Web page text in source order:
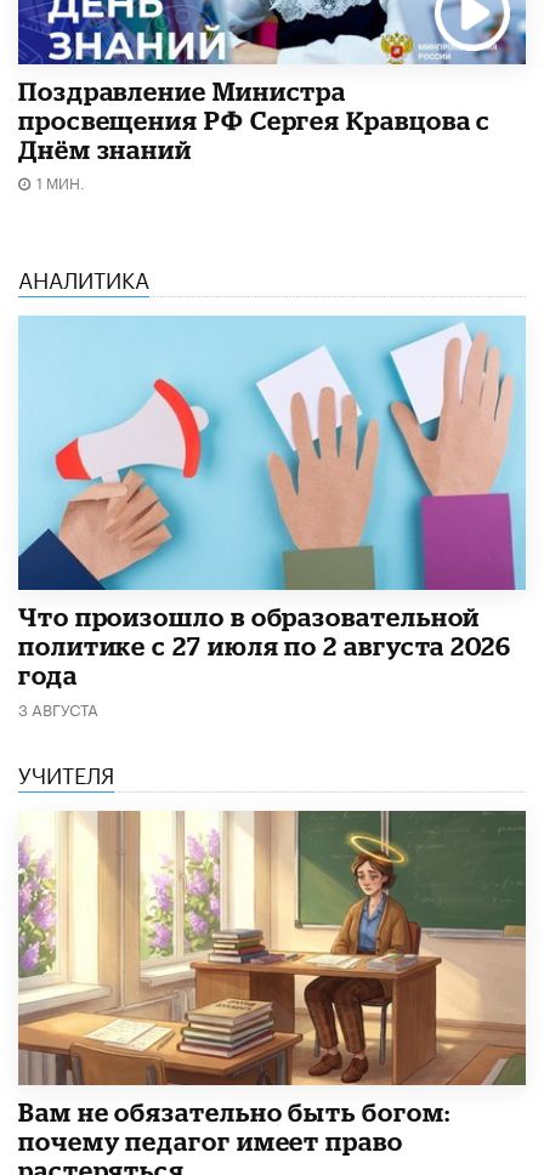
Поздравление Министра
просвещения РФ Сергея Кравцова с
Днём знаний
1 МИН.
АНАЛИТИКА
​Что произошло в образовательной
политике с 27 июля по 2 августа 2026
года
3 АВГУСТА
УЧИТЕЛЯ
​Вам не обязательно быть богом:
почему педагог имеет право